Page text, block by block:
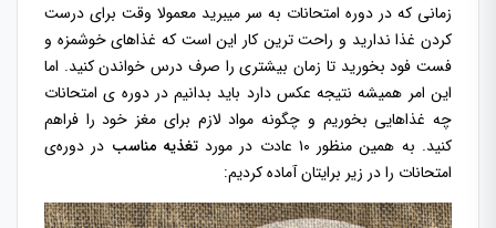
زمانی که در دوره امتحانات به سر میبرید معمولا وقت برای درست
کردن غذا ندارید و راحت ترین کار این است که غذاهای خوشمزه و
فست فود بخورید تا زمان بیشتری را صرف درس خواندن کنید. اما
این امر همیشه نتیجه عکس دارد باید بدانیم در دوره ‌ی امتحانات
چه غذاهایی بخوریم و چگونه مواد لازم برای مغز خود را فراهم
کنید. به همین منظور ۱۰ عادت در مورد
تغذیه مناسب در دوره‌ی
امتحانات را در زیر برایتان آماده کردیم: